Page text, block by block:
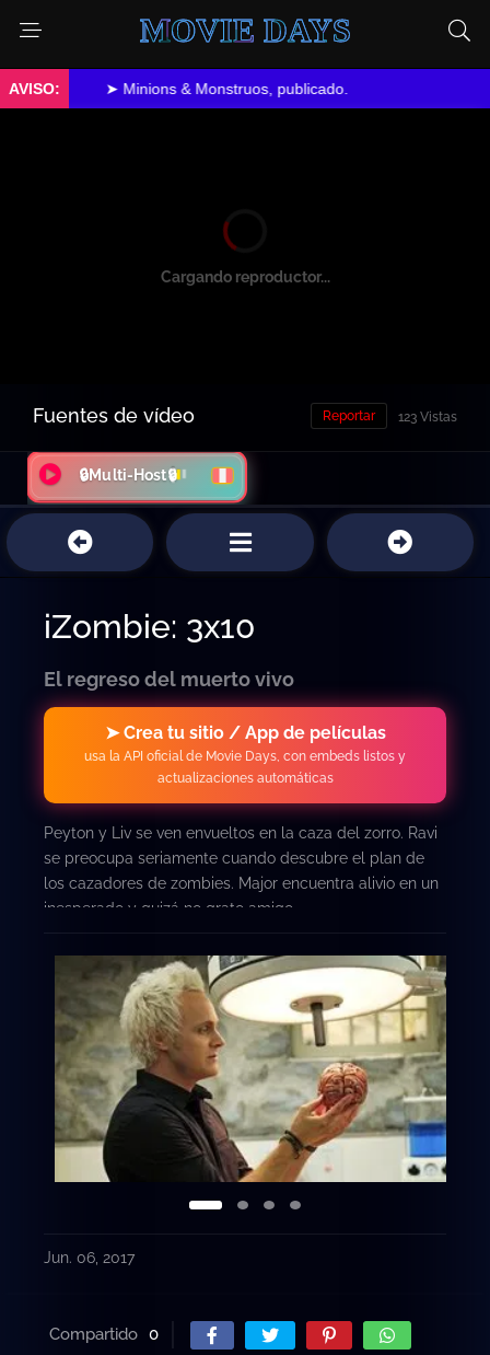
MOVIE DAYS
➤ Minions & Monstruos, publicado.
Cargando reproductor...
Fuentes de vídeo 123 Vistas
Reportar
🔒Multi-Host🔒
iZombie: 3x10
El regreso del muerto vivo
➤ Crea tu sitio / App de películas
usa la API oficial de Movie Days, con embeds listos y
actualizaciones automáticas
Peyton y Liv se ven envueltos en la caza del zorro. Ravi
se preocupa seriamente cuando descubre el plan de
los cazadores de zombies. Major encuentra alivio en un
inesperado y quizá no grato amigo.
Jun. 06, 2017
Compartido 0